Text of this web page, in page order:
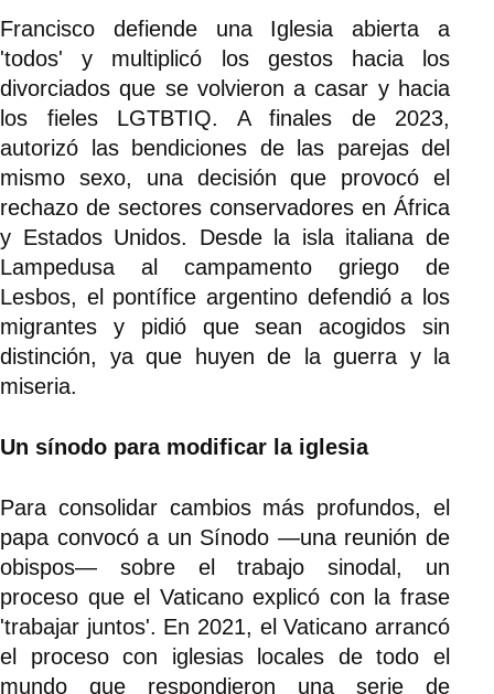
Francisco defiende una Iglesia abierta a
'todos' y multiplicó los gestos hacia los
divorciados que se volvieron a casar y hacia
los fieles LGTBTIQ. A finales de 2023,
autorizó las bendiciones de las parejas del
mismo sexo, una decisión que provocó el
rechazo de sectores conservadores en África
y Estados Unidos. Desde la isla italiana de
Lampedusa al campamento griego de
Lesbos, el pontífice argentino defendió a los
migrantes y pidió que sean acogidos sin
distinción, ya que huyen de la guerra y la
miseria.
Un sínodo para modificar la iglesia
Para consolidar cambios más profundos, el
papa convocó a un Sínodo —una reunión de
obispos— sobre el trabajo sinodal, un
proceso que el Vaticano explicó con la frase
'trabajar juntos'. En 2021, el Vaticano arrancó
el proceso con iglesias locales de todo el
mundo que respondieron una serie de